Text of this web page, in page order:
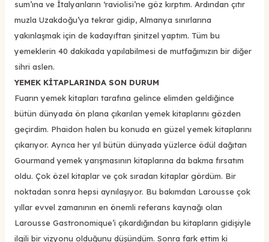
sum’ına ve İtalyanların ‘raviolisi’ne göz kırptım. Ardından çıtır
muzla Uzakdoğu’ya tekrar gidip, Almanya sınırlarına
yakınlaşmak için de kadayıftan şinitzel yaptım. Tüm bu
yemeklerin 40 dakikada yapılabilmesi de mutfağımızın bir diğer
sihri aslen.
YEMEK KİTAPLARINDA SON DURUM
Fuarın yemek kitapları tarafına gelince elimden geldiğince
bütün dünyada ön plana çıkarılan yemek kitaplarını gözden
geçirdim. Phaidon halen bu konuda en güzel yemek kitaplarını
çıkarıyor. Ayrıca her yıl bütün dünyada yüzlerce ödül dağıtan
Gourmand yemek yarışmasının kitaplarına da bakma fırsatım
oldu. Çok özel kitaplar ve çok sıradan kitaplar gördüm. Bir
noktadan sonra hepsi aynılaşıyor. Bu bakımdan Larousse çok
yıllar evvel zamanının en önemli referans kaynağı olan
Larousse Gastronomique’i çıkardığından bu kitapların gidişiyle
ilgili bir vizyonu olduğunu düşündüm. Sonra fark ettim ki